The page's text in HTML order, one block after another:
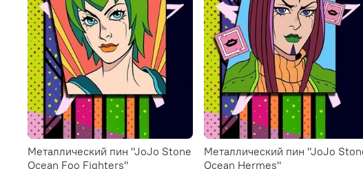
Металлический пин "JoJo Stone
Ocean Foo Fighters"
Металлический пин "JoJo
Ocean Hermes"